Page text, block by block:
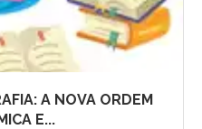
A NOVA ORDEM
E...